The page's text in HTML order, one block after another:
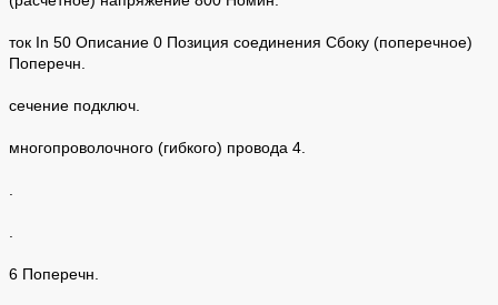
ток In 50 Описание 0 Позиция соединения Сбоку (поперечное)
Поперечн.
сечение подключ.
многопроволочного (гибкого) провода 4.
6 Поперечн.